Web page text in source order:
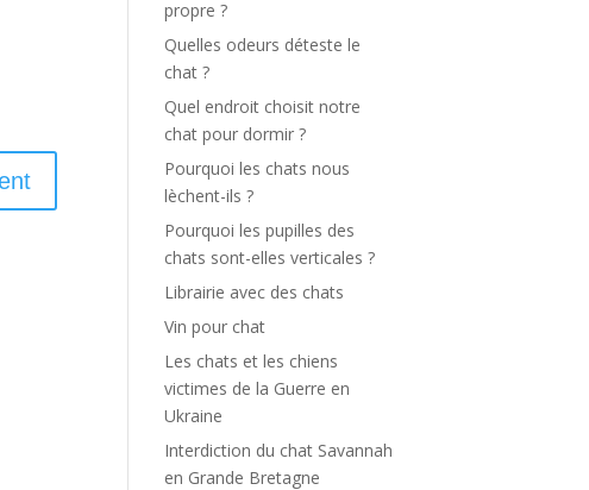
propre ?
Quelles odeurs déteste le
chat ?
Quel endroit choisit notre
chat pour dormir ?
Pourquoi les chats nous
lèchent-ils ?
Pourquoi les pupilles des
chats sont-elles verticales ?
Librairie avec des chats
Vin pour chat
Les chats et les chiens
victimes de la Guerre en
Ukraine
Interdiction du chat Savannah
en Grande Bretagne